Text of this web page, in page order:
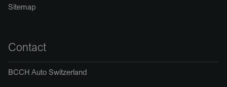
Sitemap
Contact
BCCH Auto Switzerland